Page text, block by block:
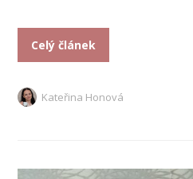
Celý článek
Kateřina Honová